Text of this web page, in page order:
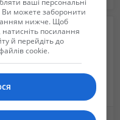
ваші персональні
Ви можете заборонити
нижче. Щоб
посилання
й перейдіть до
cookie.